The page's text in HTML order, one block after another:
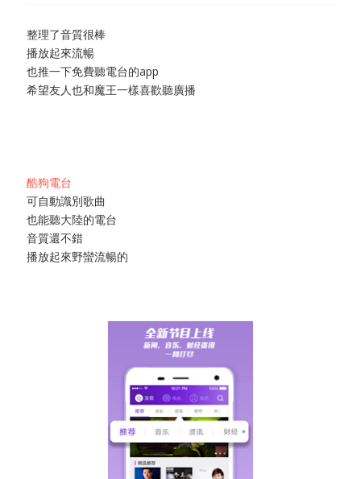
整理了音質很棒
播放起來流暢
也推一下免費聽電台的app
希望友人也和魔王一樣喜歡聽廣播
酷狗電台
可自動識別歌曲
也能聽大陸的電台
音質還不錯
播放起來野蠻流暢的